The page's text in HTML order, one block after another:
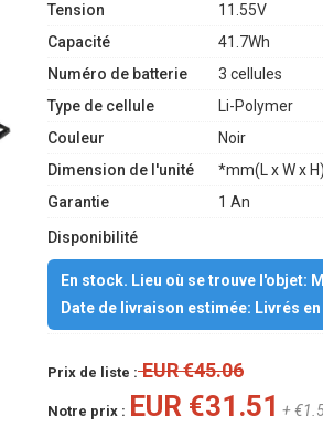
Tension
11.55V
Capacité
41.7Wh
Numéro de batterie
3 cellules
Type de cellule
Li-Polymer
Couleur
Noir
Dimension de l'unité
*mm(L x W x H)
Garantie
1 An
Disponibilité
En stock. Lieu où se trouve l'objet:
Date de livraison estimée: Livrés
Prix de liste :EUR €45.06
Notre prix : EUR €31.51 +